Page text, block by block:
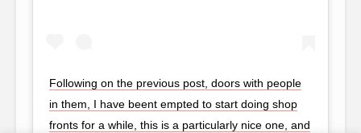
Following on the previous post, doors with people
in them, I have beent empted to start doing shop
fronts for a while, this is a particularly nice one, and